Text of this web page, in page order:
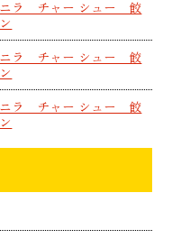
ラ チャー シュー 餃
ラ チャー シュー 餃
ラ チャー シュー 餃